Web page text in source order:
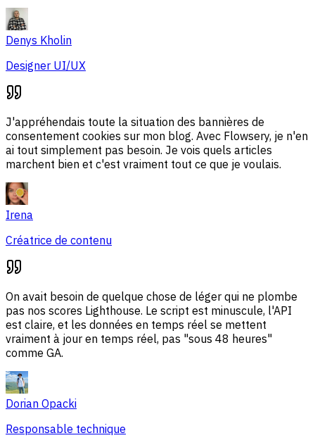
Denys Kholin
Designer UI/UX
J'appréhendais toute la situation des bannières de
consentement cookies sur mon blog. Avec Flowsery, je n'en
ai tout simplement pas besoin. Je vois quels articles
marchent bien et c'est vraiment tout ce que je voulais.
Irena
Créatrice de contenu
On avait besoin de quelque chose de léger qui ne plombe
pas nos scores Lighthouse. Le script est minuscule, l'API
est claire, et les données en temps réel se mettent
vraiment à jour en temps réel, pas "sous 48 heures"
comme GA.
Dorian Opacki
Responsable technique